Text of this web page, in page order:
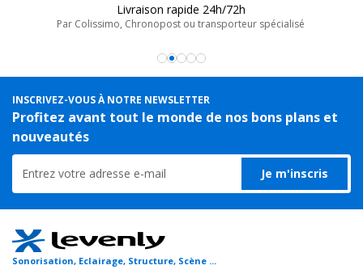
Livraison rapide 24h/72h
Par Colissimo, Chronopost ou transporteur spécialisé
INSCRIVEZ-VOUS À NOTRE NEWSLETTER
Profitez avant tout le monde de nos bons plans et
nouveautés
Je m'inscris
Sonorisation, Eclairage, Structure, Scène ...